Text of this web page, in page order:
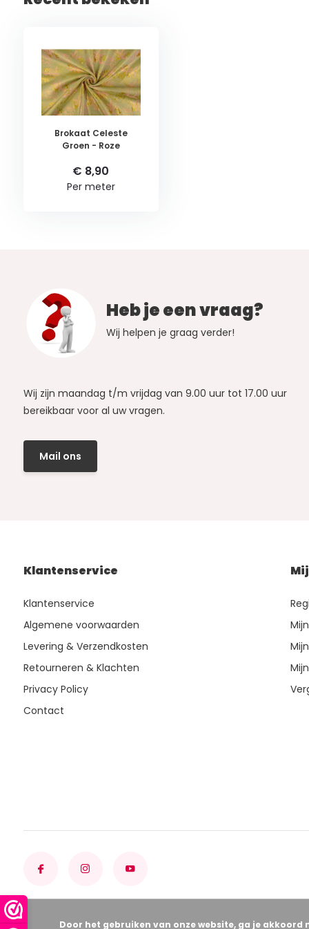
Brokaat Celeste
Groen - Roze
€ 8,90
Per meter
Heb je een vraag?
Wij helpen je graag verder!
Wij zijn maandag t/m vrijdag van 9.00 uur tot 17.00 uur
bereikbaar voor al uw vragen.
Mail ons
Klantenservice
Klantenservice
Algemene voorwaarden
Levering & Verzendkosten
Retourneren & Klachten
Privacy Policy
Contact
Door het gebruiken van onze website, ga je